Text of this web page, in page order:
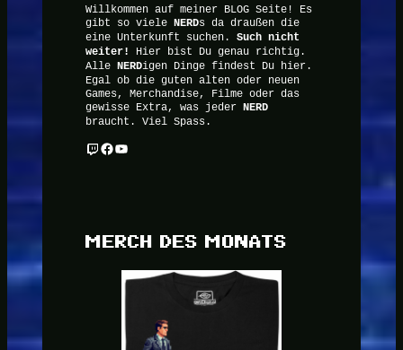
Willkommen auf meiner BLOG Seite! Es
gibt so viele NERDs da draußen die
eine Unterkunft suchen. Such nicht
weiter!
Hier bist Du genau richtig.
Alle NERDigen Dinge findest Du hier.
Egal ob die guten alten oder neuen
Games, Merchandise, Filme oder das
gewisse Extra, was jeder NERD
braucht. Viel Spass.
Twitch Facebook YouTube
MERCH DES MONATS